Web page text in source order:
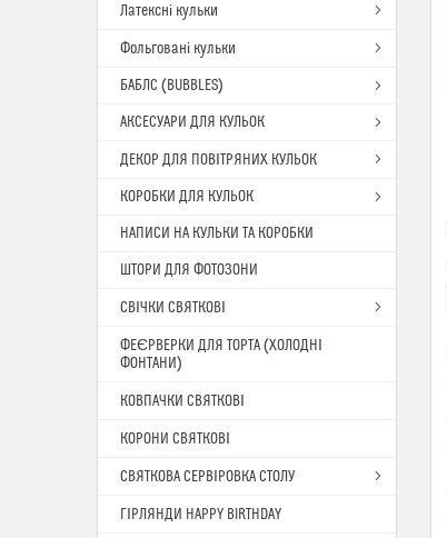
Латексні кульки
Фольговані кульки
БАБЛС (BUBBLES)
АКСЕСУАРИ ДЛЯ КУЛЬОК
ДЕКОР ДЛЯ ПОВІТРЯНИХ КУЛЬОК
КОРОБКИ ДЛЯ КУЛЬОК
НАПИСИ НА КУЛЬКИ ТА КОРОБКИ
ШТОРИ ДЛЯ ФОТОЗОНИ
СВІЧКИ СВЯТКОВІ
ФЕЄРВЕРКИ ДЛЯ ТОРТА (ХОЛОДНІ
ФОНТАНИ)
КОВПАЧКИ СВЯТКОВІ
КОРОНИ СВЯТКОВІ
СВЯТКОВА СЕРВІРОВКА СТОЛУ
ГІРЛЯНДИ HAPPY BIRTHDAY